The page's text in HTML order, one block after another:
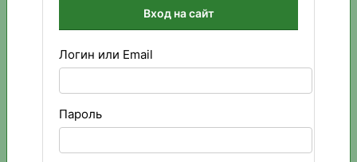
Вход на сайт
Логин или Email
Пароль